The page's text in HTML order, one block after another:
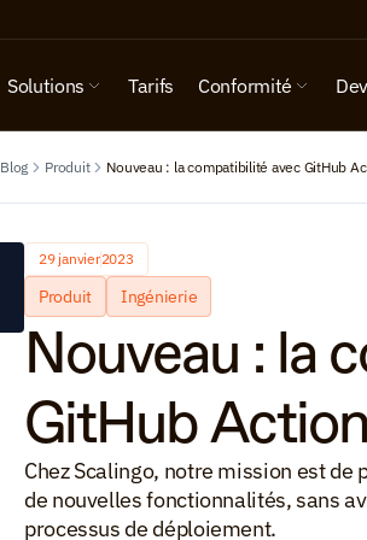
Solutions Tarifs Conformité
Blog Produit Nouveau : la compatibilité avec GitHub
29 janvier2023
Produit Ingénierie
Nouveau : la
GitHub
Chez Scalingo, notre mission est
de nouvelles fonctionnalités, sans
processus de déploiement.